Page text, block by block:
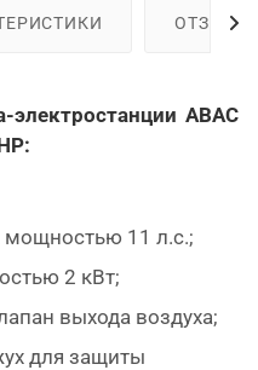
ОТЗЫВЫ
электростанции ABAC
11 л.с.;
2 кВт;
выхода воздуха;
для защиты